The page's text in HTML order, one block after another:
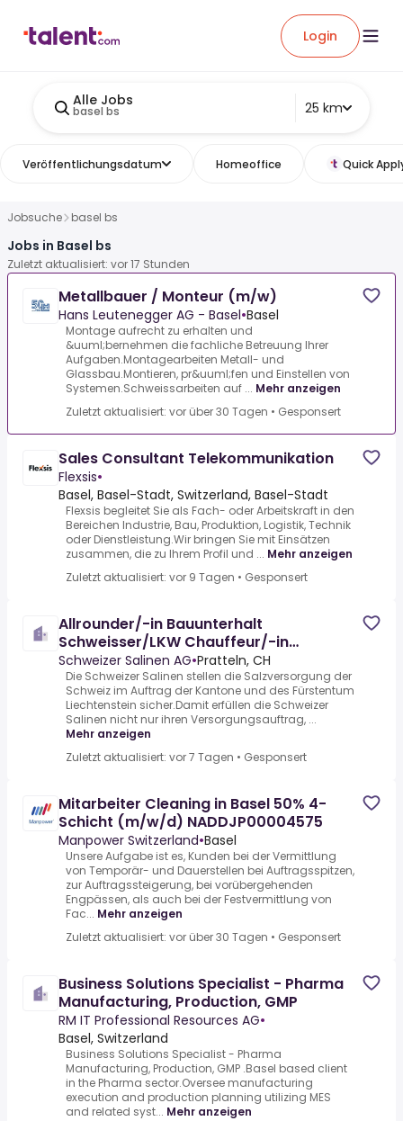
Login
Alle Jobs
basel bs 25 km
Veröffentlichungsdatum Homeoffice Quick
Jobsuche basel bs
Jobs in Basel bs
Zuletzt aktualisiert: vor 17 Stunden
Metallbauer / Monteur (m/w)
Hans Leutenegger AG - Basel•Basel
Montage aufrecht zu erhalten und
&uuml;bernehmen die fachliche Betreuung Ihrer
Aufgaben.Montagearbeiten Metall- und
Glassbau.Montieren, pr&uuml;fen und Einstellen von
Systemen.Schweissarbeiten auf ... Mehr anzeigen
Zuletzt aktualisiert: vor über 30 Tagen • Gesponsert
Sales Consultant Telekommunikation
Flexsis•
Basel, Basel-Stadt, Switzerland, Basel-Stadt
Flexsis begleitet Sie als Fach- oder Arbeitskraft in den
Bereichen Industrie, Bau, Produktion, Logistik, Technik
oder Dienstleistung.Wir bringen Sie mit Einsätzen
zusammen, die zu Ihrem Profil und ... Mehr anzeigen
Zuletzt aktualisiert: vor 9 Tagen • Gesponsert
Allrounder/-in Bauunterhalt
Schweisser/LKW Chauffeur/-in
Salzgewinnung
Schweizer Salinen AG•Pratteln, CH
Die Schweizer Salinen stellen die Salzversorgung der
Schweiz im Auftrag der Kantone und des Fürstentum
Liechtenstein sicher.Damit erfüllen die Schweizer
Salinen nicht nur ihren Versorgungsauftrag, ...
Mehr anzeigen
Zuletzt aktualisiert: vor 7 Tagen • Gesponsert
Mitarbeiter Cleaning in Basel 50% 4-
Schicht (m/w/d) NADDJP00004575
Manpower Switzerland•Basel
Unsere Aufgabe ist es, Kunden bei der Vermittlung
von Temporär- und Dauerstellen bei Auftragsspitzen,
zur Auftragssteigerung, bei vorübergehenden
Engpässen, als auch bei der Festvermittlung von
Fac... Mehr anzeigen
Zuletzt aktualisiert: vor über 30 Tagen • Gesponsert
Business Solutions Specialist - Pharma
Manufacturing, Production, GMP
RM IT Professional Resources AG•
Basel, Switzerland
Business Solutions Specialist - Pharma
Manufacturing, Production, GMP .Basel based client
in the Pharma sector.Oversee manufacturing
execution and production planning utilizing MES
and related syst... Mehr anzeigen